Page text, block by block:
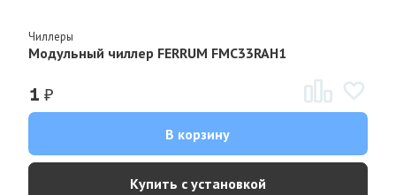
Чиллеры
Модульный чиллер FERRUM FMC33RAH1
1 ₽
В корзину
Купить с установкой